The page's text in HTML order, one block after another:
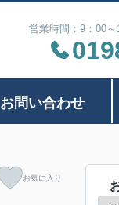
営業時間：9：00
お問い合わせ
お気に入り